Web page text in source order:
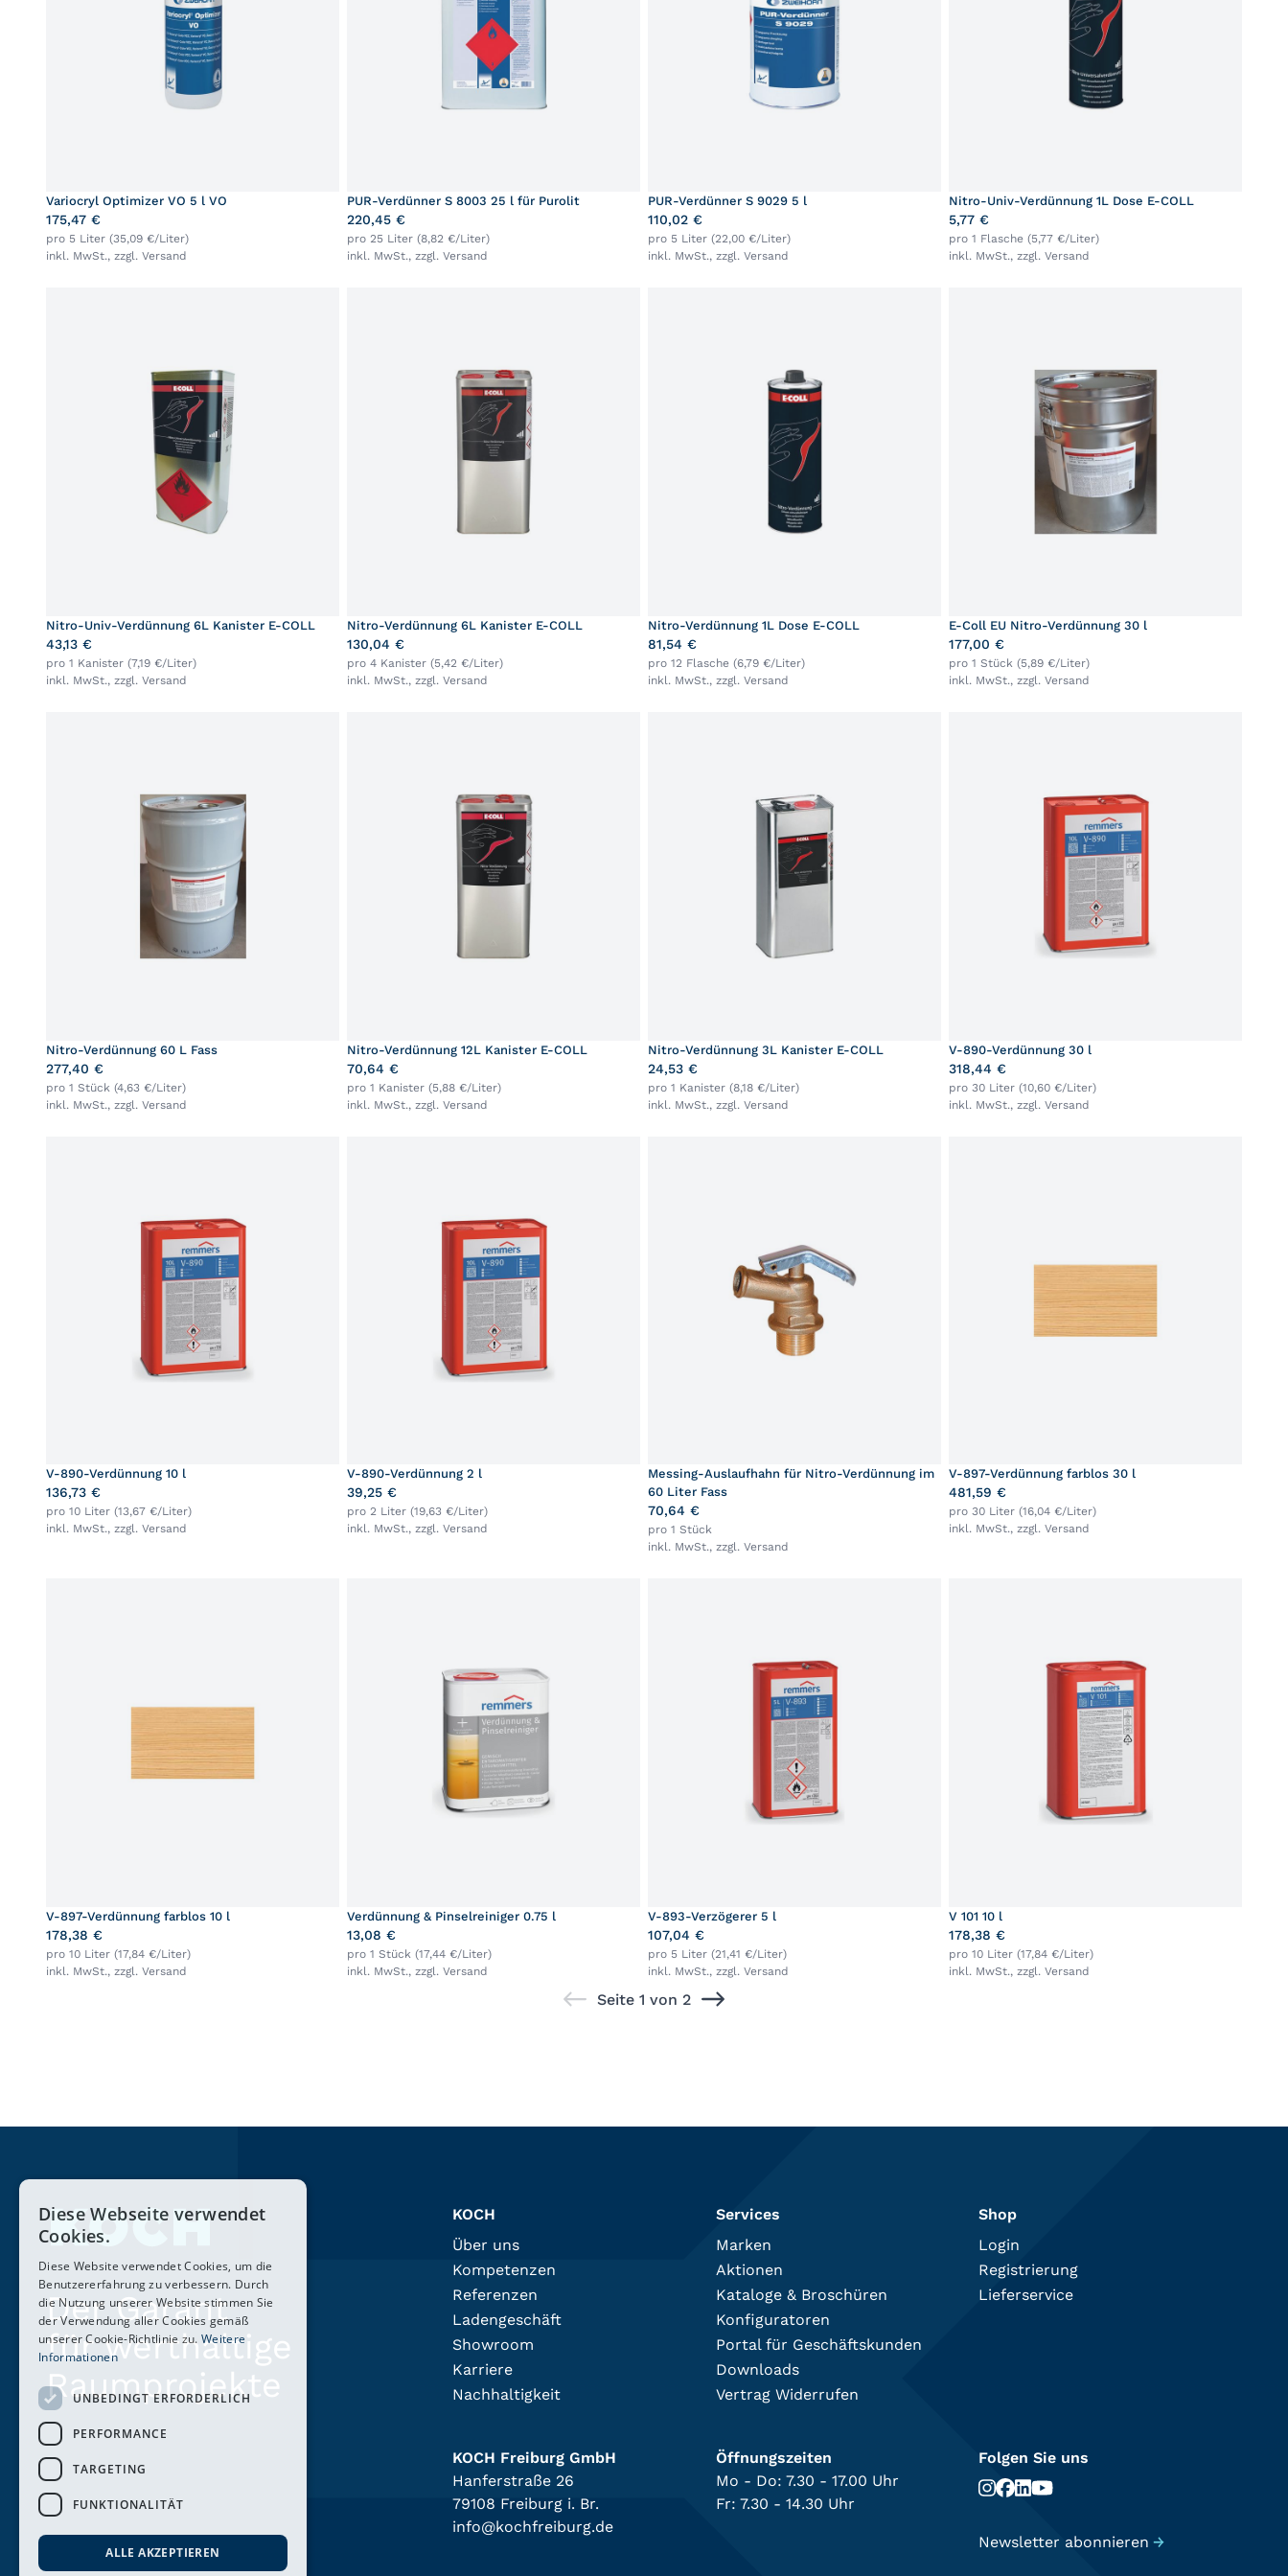
Variocryl Optimizer VO 5 l VO
175,47 €
pro 5 Liter (35,09 €/Liter)
inkl. MwSt., zzgl. Versand
PUR-Verdünner S 8003 25 l für Purolit
220,45 €
pro 25 Liter (8,82 €/Liter)
inkl. MwSt., zzgl. Versand
PUR-Verdünner S 9029 5 l
110,02 €
pro 5 Liter (22,00 €/Liter)
inkl. MwSt., zzgl. Versand
Nitro-Univ-Verdünnung 1L Dose E-COLL
5,77 €
pro 1 Flasche (5,77 €/Liter)
inkl. MwSt., zzgl. Versand
Nitro-Univ-Verdünnung 6L Kanister E-COLL
43,13 €
pro 1 Kanister (7,19 €/Liter)
inkl. MwSt., zzgl. Versand
Nitro-Verdünnung 6L Kanister E-COLL
130,04 €
pro 4 Kanister (5,42 €/Liter)
inkl. MwSt., zzgl. Versand
Nitro-Verdünnung 1L Dose E-COLL
81,54 €
pro 12 Flasche (6,79 €/Liter)
inkl. MwSt., zzgl. Versand
E-Coll EU Nitro-Verdünnung 30 l
177,00 €
pro 1 Stück (5,89 €/Liter)
inkl. MwSt., zzgl. Versand
Nitro-Verdünnung 60 L Fass
277,40 €
pro 1 Stück (4,63 €/Liter)
inkl. MwSt., zzgl. Versand
Nitro-Verdünnung 12L Kanister E-COLL
70,64 €
pro 1 Kanister (5,88 €/Liter)
inkl. MwSt., zzgl. Versand
Nitro-Verdünnung 3L Kanister E-COLL
24,53 €
pro 1 Kanister (8,18 €/Liter)
inkl. MwSt., zzgl. Versand
V-890-Verdünnung 30 l
318,44 €
pro 30 Liter (10,60 €/Liter)
inkl. MwSt., zzgl. Versand
V-890-Verdünnung 10 l
136,73 €
pro 10 Liter (13,67 €/Liter)
inkl. MwSt., zzgl. Versand
V-890-Verdünnung 2 l
39,25 €
pro 2 Liter (19,63 €/Liter)
inkl. MwSt., zzgl. Versand
Messing-Auslaufhahn für Nitro-Verdünnung im
60 Liter Fass
70,64 €
pro 1 Stück
inkl. MwSt., zzgl. Versand
V-897-Verdünnung farblos 30 l
481,59 €
pro 30 Liter (16,04 €/Liter)
inkl. MwSt., zzgl. Versand
V-897-Verdünnung farblos 10 l
178,38 €
pro 10 Liter (17,84 €/Liter)
inkl. MwSt., zzgl. Versand
Verdünnung & Pinselreiniger 0.75 l
13,08 €
pro 1 Stück (17,44 €/Liter)
inkl. MwSt., zzgl. Versand
V-893-Verzögerer 5 l
107,04 €
pro 5 Liter (21,41 €/Liter)
inkl. MwSt., zzgl. Versand
V 101 10 l
178,38 €
pro 10 Liter (17,84 €/Liter)
inkl. MwSt., zzgl. Versand
Seite 1 von 2
Der Garant
für werthaltige
Raumprojekte
KOCH
Über uns
Kompetenzen
Referenzen
Ladengeschäft
Showroom
Karriere
Nachhaltigkeit
Services
Marken
Aktionen
Kataloge & Broschüren
Konfiguratoren
Portal für Geschäftskunden
Downloads
Vertrag Widerrufen
Shop
Login
Registrierung
Lieferservice
KOCH Freiburg GmbH
Hanferstraße 26
79108 Freiburg i. Br.
info@kochfreiburg.de
Öffnungszeiten
Mo - Do: 7.30 - 17.00 Uhr
Fr: 7.30 - 14.30 Uhr
Folgen Sie uns
Newsletter abonnieren →
Diese Webseite verwendet
Cookies.
Diese Website verwendet Cookies, um die
Benutzererfahrung zu verbessern. Durch
die Nutzung unserer Website stimmen Sie
der Verwendung aller Cookies gemäß
unserer Cookie-Richtlinie zu.Weitere
Informationen
UNBEDINGT ERFORDERLICH
PERFORMANCE
TARGETING
FUNKTIONALITÄT
ALLE AKZEPTIEREN